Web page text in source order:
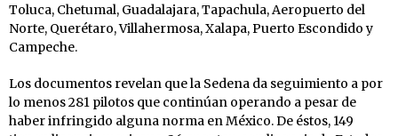
Toluca, Chetumal, Guadalajara, Tapachula, Aeropuerto del
Norte, Querétaro, Villahermosa, Xalapa, Puerto Escondido y
Campeche.
Los documentos revelan que la Sedena da seguimiento a por
lo menos 281 pilotos que continúan operando a pesar de
haber infringido alguna norma en México. De éstos, 149